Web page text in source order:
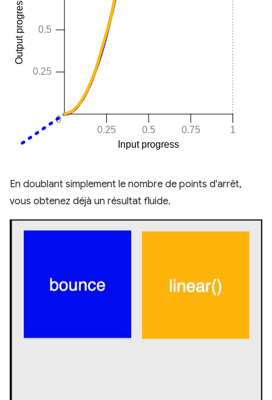
En doublant simplement le nombre de points d'arrêt,
vous obtenez déjà un résultat fluide.